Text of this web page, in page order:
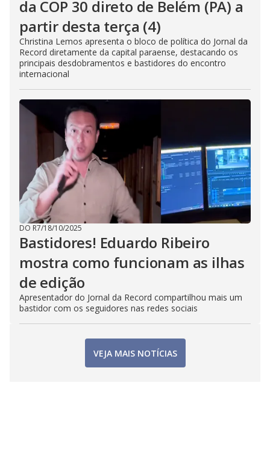
da COP 30 direto de Belém (PA) a
partir desta terça (4)
Christina Lemos apresenta o bloco de política do Jornal da
Record diretamente da capital paraense, destacando os
principais desdobramentos e bastidores do encontro
internacional
DO R7/18/10/2025
Bastidores! Eduardo Ribeiro
mostra como funcionam as ilhas
de edição
Apresentador do Jornal da Record compartilhou mais um
bastidor com os seguidores nas redes sociais
VEJA MAIS NOTÍCIAS